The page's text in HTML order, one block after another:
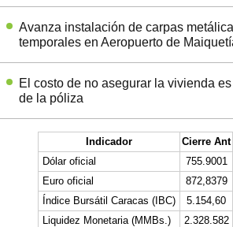
Avanza instalación de carpas
temporales en Aeropuerto de
El costo de no asegurar la vivienda
de la póliza
Indicador Cierre Ant
Dólar oficial
755.9001
Euro oficial
872,8379
Índice Bursátil Caracas (IBC)
5.154,60
Liquidez Monetaria (MMBs.)
2.328.582